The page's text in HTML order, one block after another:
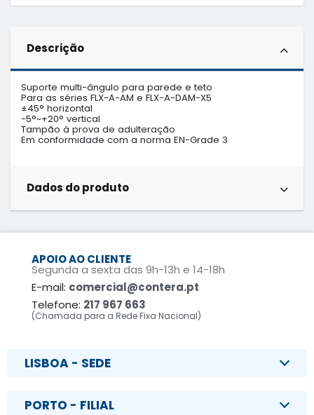
Descrição
Suporte multi-ângulo para parede e teto
Para as séries FLX-A-AM e FLX-A-DAM-X5
±45° horizontal
-5°~+20° vertical
Tampão à prova de adulteração
Em conformidade com a norma EN-Grade 3
Dados do produto
APOIO AO CLIENTE
Segunda a sexta das 9h-13h e 14-18h
E-mail: comercial@contera.pt
Telefone: 217 967 663
(Chamada para a Rede Fixa Nacional)
LISBOA - SEDE
PORTO - FILIAL